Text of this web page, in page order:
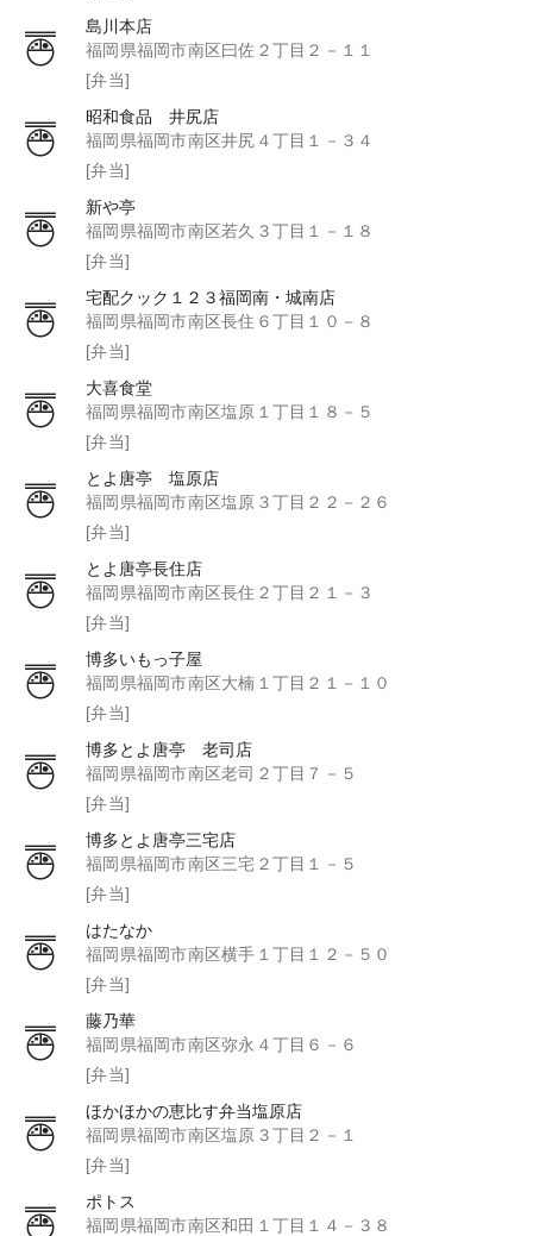
島川本店
福岡県福岡市南区曰佐２丁目２－１１
[弁当]
昭和食品 井尻店
福岡県福岡市南区井尻４丁目１－３４
[弁当]
新や亭
福岡県福岡市南区若久３丁目１－１８
[弁当]
宅配クック１２３福岡南・城南店
福岡県福岡市南区長住６丁目１０－８
[弁当]
大喜食堂
福岡県福岡市南区塩原１丁目１８－５
[弁当]
とよ唐亭 塩原店
福岡県福岡市南区塩原３丁目２２－２６
[弁当]
とよ唐亭長住店
福岡県福岡市南区長住２丁目２１－３
[弁当]
博多いもっ子屋
福岡県福岡市南区大楠１丁目２１－１０
[弁当]
博多とよ唐亭 老司店
福岡県福岡市南区老司２丁目７－５
[弁当]
博多とよ唐亭三宅店
福岡県福岡市南区三宅２丁目１－５
[弁当]
はたなか
福岡県福岡市南区横手１丁目１２－５０
[弁当]
藤乃華
福岡県福岡市南区弥永４丁目６－６
[弁当]
ほかほかの恵比す弁当塩原店
福岡県福岡市南区塩原３丁目２－１
[弁当]
ポトス
福岡県福岡市南区和田１丁目１４－３８